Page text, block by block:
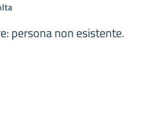
persona non esistente.